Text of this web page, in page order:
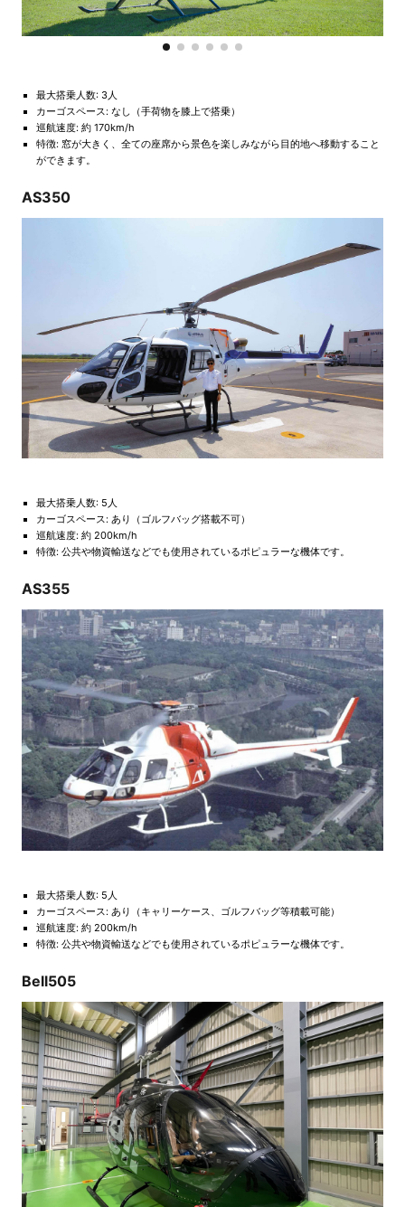
最大搭乗人数: 3人
カーゴスペース: なし（手荷物を膝上で搭乗）
巡航速度: 約 170km/h
特徴: 窓が大きく、全ての座席から景色を楽しみながら目的地へ移動すること
ができます。
AS350
最大搭乗人数: 5人
カーゴスペース: あり（ゴルフバッグ搭載不可）
巡航速度: 約 200km/h
特徴: 公共や物資輸送などでも使用されているポピュラーな機体です。
AS355
最大搭乗人数: 5人
カーゴスペース: あり（キャリーケース、ゴルフバッグ等積載可能）
巡航速度: 約 200km/h
特徴: 公共や物資輸送などでも使用されているポピュラーな機体です。
Bell505